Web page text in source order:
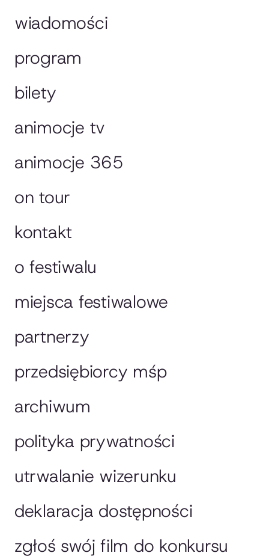
wiadomości
program
bilety
animocje tv
animocje 365
on tour
kontakt
o festiwalu
miejsca festiwalowe
partnerzy
przedsiębiorcy mśp
archiwum
polityka prywatności
utrwalanie wizerunku
deklaracja dostępności
zgłoś swój film do konkursu